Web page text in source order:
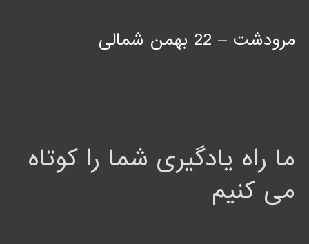
مرودشت – 22 بهمن شمالی
ما راه یادگیری شما را کوتاه
می کنیم